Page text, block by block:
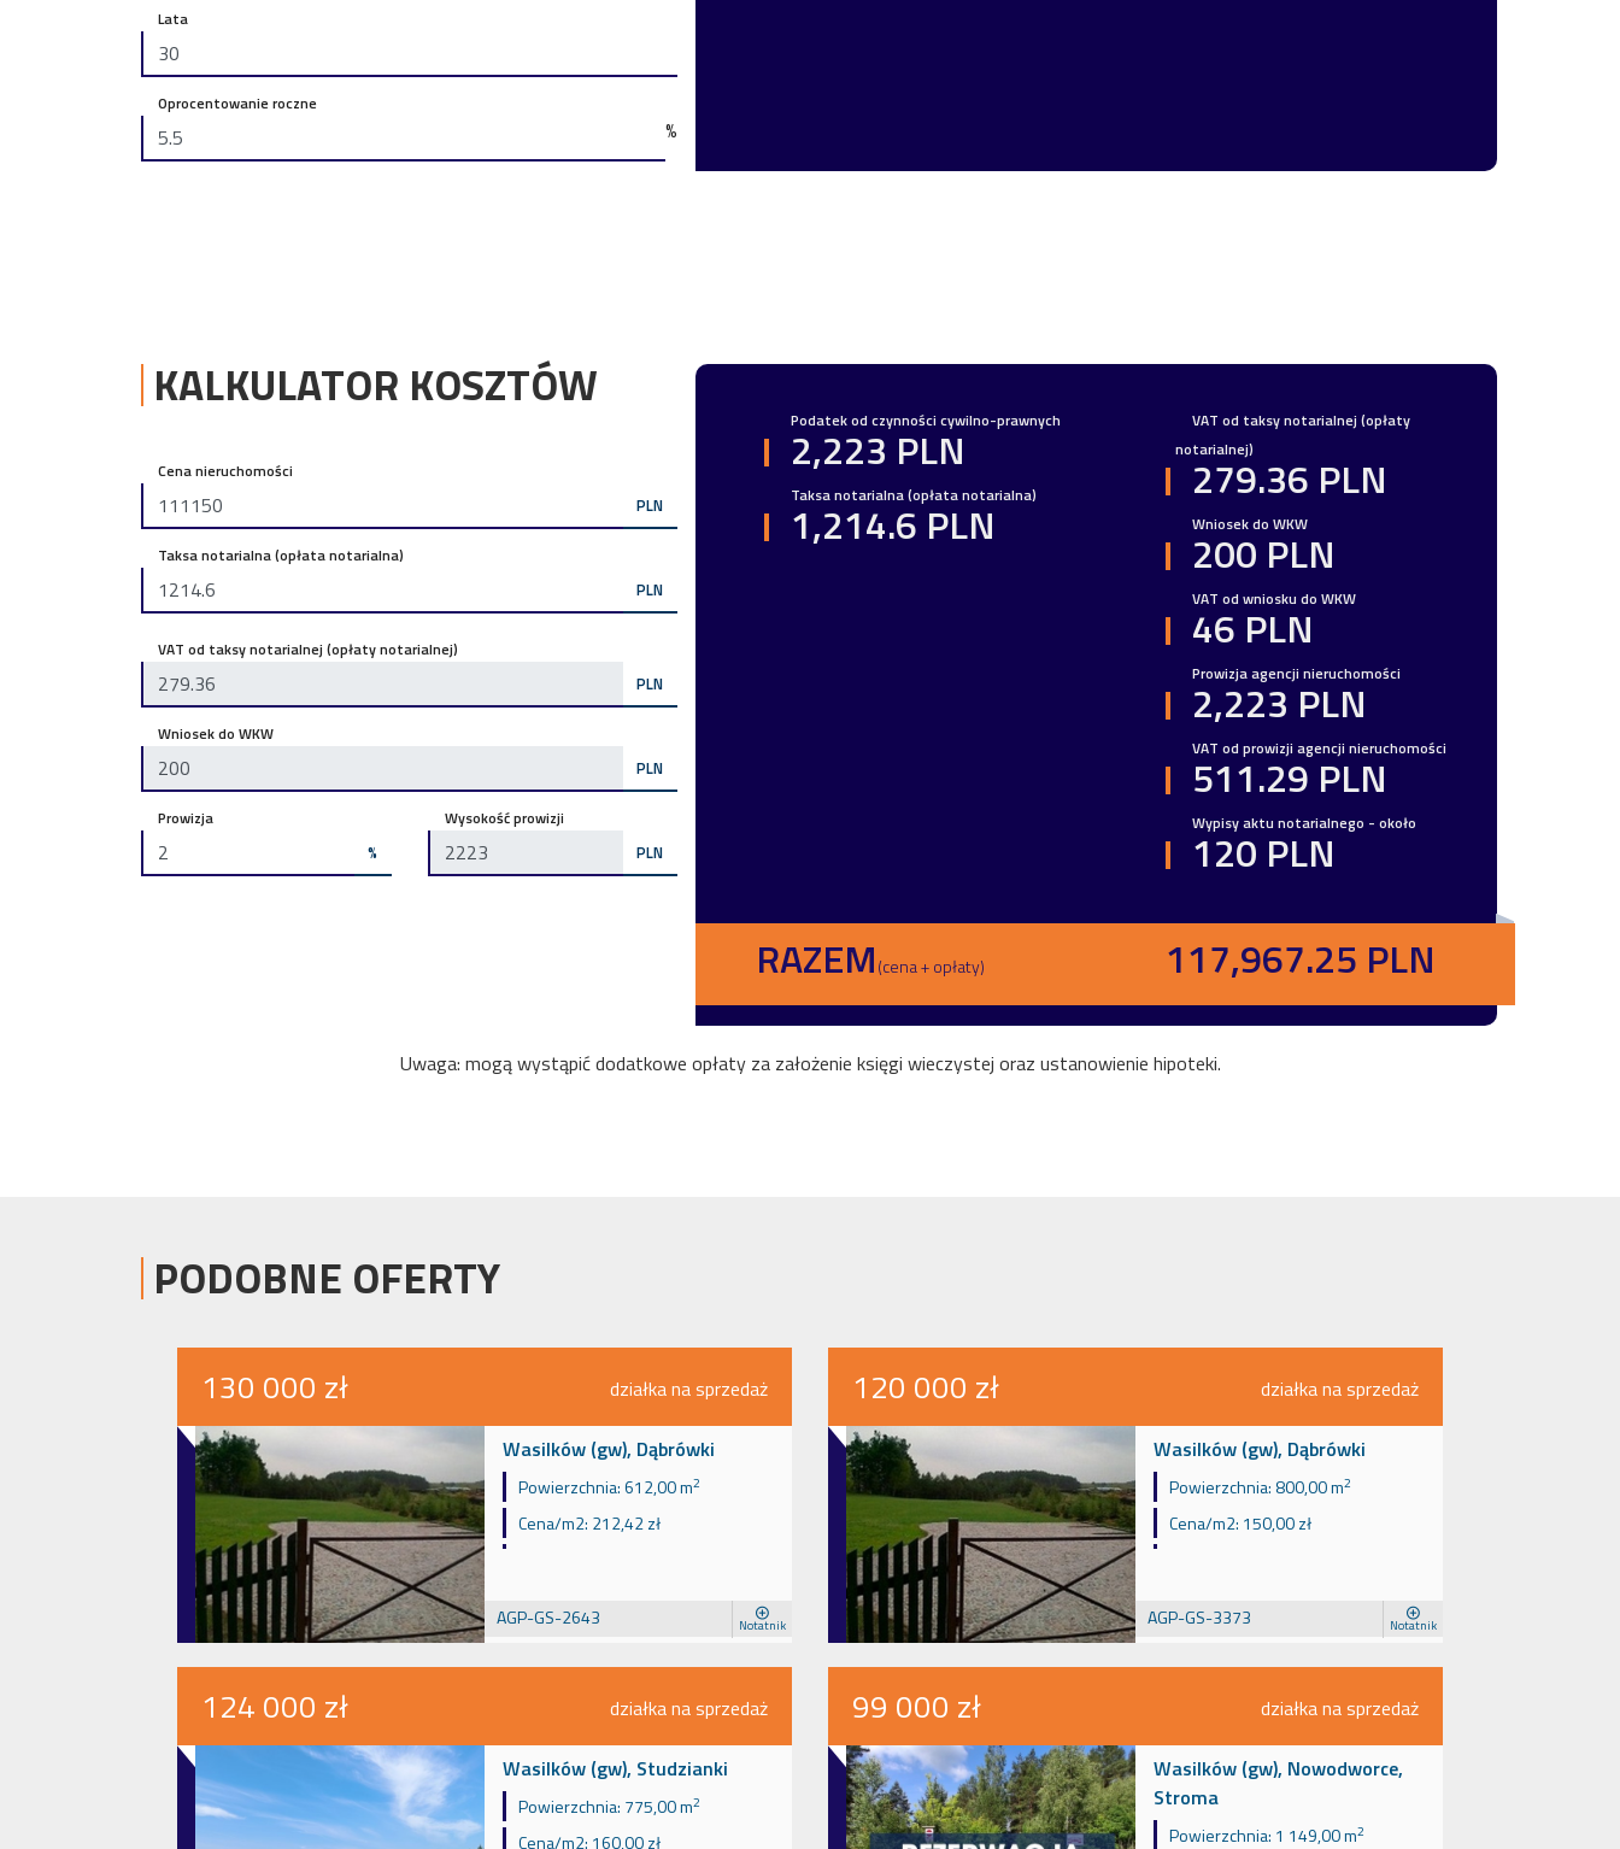
Lata
Oprocentowanie roczne
%
KALKULATOR KOSZTÓW
Cena nieruchomości
PLN
Taksa notarialna (opłata notarialna)
PLN
VAT od taksy notarialnej (opłaty notarialnej)
PLN
Wniosek do WKW
PLN
Prowizja
%
Wysokość prowizji
PLN
Podatek od czynności cywilno-prawnych
2,223 PLN
Taksa notarialna (opłata notarialna)
1,214.6 PLN
VAT od taksy notarialnej (opłaty
notarialnej)
279.36 PLN
Wniosek do WKW
200 PLN
VAT od wniosku do WKW
46 PLN
Prowizja agencji nieruchomości
2,223 PLN
VAT od prowizji agencji nieruchomości
511.29 PLN
Wypisy aktu notarialnego - około
120 PLN
RAZEM(cena + opłaty) 117,967.25 PLN
Uwaga: mogą wystąpić dodatkowe opłaty za założenie księgi wieczystej oraz ustanowienie hipoteki.
PODOBNE OFERTY
130 000 zł działka na sprzedaż
Wasilków (gw), Dąbrówki
Powierzchnia:612,00 m2
Cena/m2: 212,42 zł
AGP-GS-2643 Notatnik
120 000 zł działka na sprzedaż
Wasilków (gw), Dąbrówki
Powierzchnia: 800,00 m2
Cena/m2: 150,00 zł
AGP-GS-3373 Notatnik
124 000 zł działka na sprzedaż
Wasilków (gw), Studzianki
Powierzchnia: 775,00 m2
Cena/m2: 160,00 zł
99 000 zł działka na sprzedaż
Wasilków (gw), Nowodworce,
Stroma
Powierzchnia: 1 149,00 m2